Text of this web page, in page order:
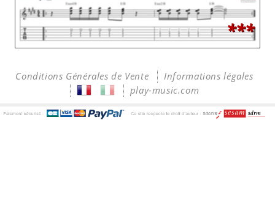
***
Conditions Générales de Vente
Informations légales
play-music.com